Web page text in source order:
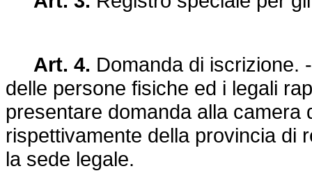
Art. 4. Domanda di iscrizione.
delle persone fisiche ed i legali
presentare domanda alla
rispettivamente della provincia di
la sede legale.